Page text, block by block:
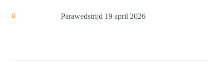
Parawedstrijd 19 april 2026